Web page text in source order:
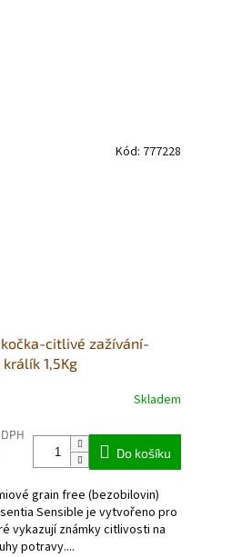
citlivé zažívání-
1,5Kg
Skladem
Do košíku
grain free (bezobilovin)
Sensible je vytvořeno pro
vykazují známky citlivosti na
potravy....
Kód: 777228